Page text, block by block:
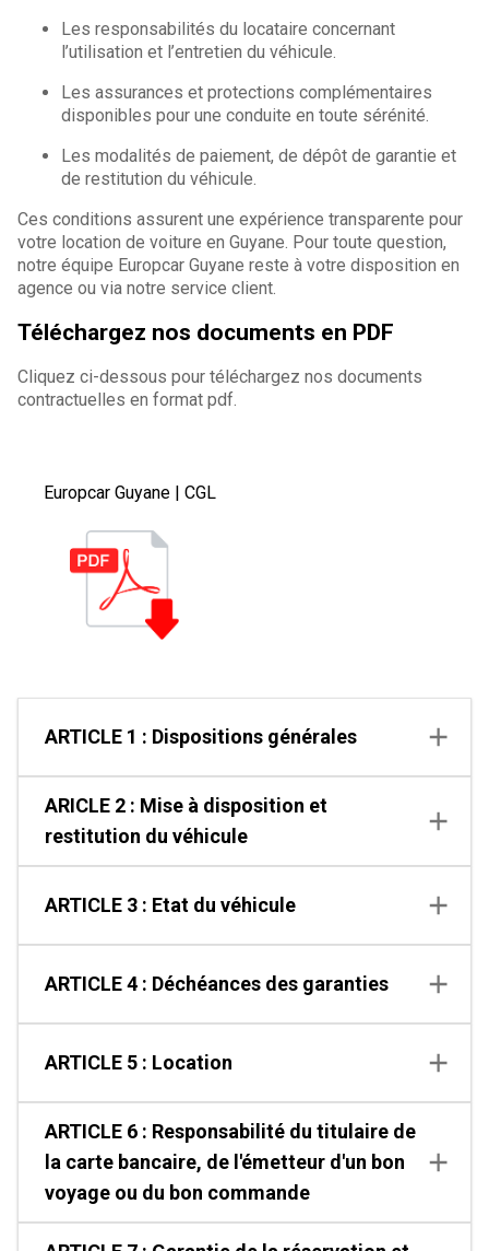
Les responsabilités du locataire concernant
l’utilisation et l’entretien du véhicule.
Les assurances et protections complémentaires
disponibles pour une conduite en toute sérénité.
Les modalités de paiement, de dépôt de garantie et
de restitution du véhicule.
Ces conditions assurent une expérience transparente pour
votre location de voiture en Guyane. Pour toute question,
notre équipe Europcar Guyane reste à votre disposition en
agence ou via notre service client.
Téléchargez nos documents en PDF
Cliquez ci-dessous pour téléchargez nos documents
contractuelles en format pdf.
Europcar Guyane | CGL
ARTICLE 1 : Dispositions générales
ARICLE 2 : Mise à disposition et
restitution du véhicule
ARTICLE 3 : Etat du véhicule
ARTICLE 4 : Déchéances des garanties
ARTICLE 5 : Location
ARTICLE 6 : Responsabilité du titulaire de
la carte bancaire, de l'émetteur d'un bon
voyage ou du bon commande